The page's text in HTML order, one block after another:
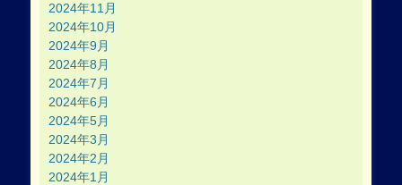
2024年11月
2024年10月
2024年9月
2024年8月
2024年7月
2024年6月
2024年5月
2024年3月
2024年2月
2024年1月